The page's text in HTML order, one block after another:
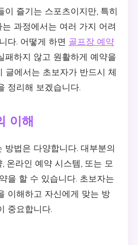
이 즐기는 스포츠이지만, 특히
과정에서는 여러 가지 어려
다. 어떻게 하면 골프장 예약
패하지 않고 원활하게 예약을
글에서는 초보자가 반드시 체
정리해 보겠습니다.
이해
방법은 다양합니다. 대부분의
온라인 예약 시스템, 또는 모
을 할 수 있습니다. 초보자는
이해하고 자신에게 맞는 방
중요합니다.